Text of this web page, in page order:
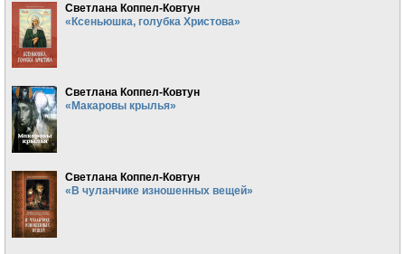
Светлана Коппел-Ковтун
«Ксеньюшка, голубка Христова»
Светлана Коппел-Ковтун
«Макаровы крылья»
Светлана Коппел-Ковтун
«В чуланчике изношенных вещей»